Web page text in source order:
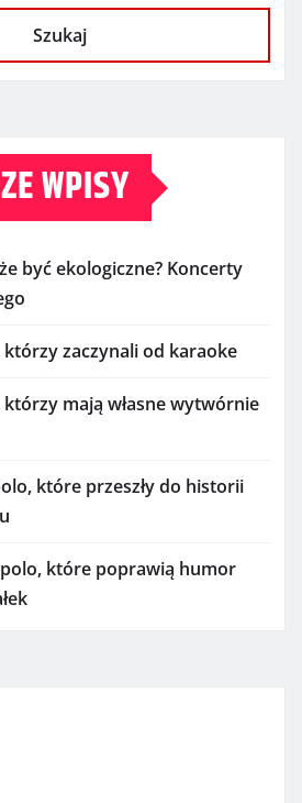
Szukaj
WPISY
być ekologiczne? Koncerty
zaczynali od karaoke
mają własne wytwórnie
które przeszły do historii
które poprawią humor